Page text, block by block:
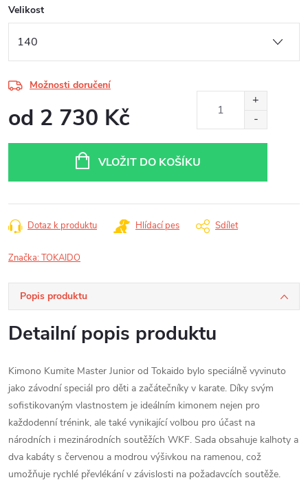
Velikost
Možnosti doručení
od 2 730 Kč
VLOŽIT DO KOŠÍKU
Dotaz k produktu Hlídací pes Sdílet
Značka:TOKAIDO
Popis produktu
Detailní popis produktu
Kimono Kumite Master Junior od Tokaido bylo speciálně vyvinuto
jako závodní speciál pro děti a začátečníky v karate. Díky svým
sofistikovaným vlastnostem je ideálním kimonem nejen pro
každodenní trénink, ale také vynikající volbou pro účast na
národních i mezinárodních soutěžích WKF. Sada obsahuje kalhoty a
dva kabáty s červenou a modrou výšivkou na ramenou, což
umožňuje rychlé převlékání v závislosti na požadavcích soutěže.